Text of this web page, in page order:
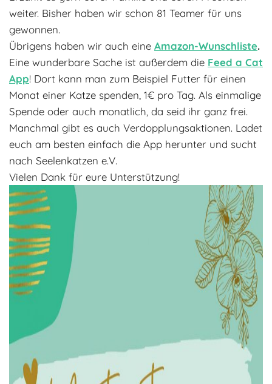
weiter. Bisher haben wir schon 81 Teamer für uns
gewonnen.
Übrigens haben wir auch eine Amazon-Wunschliste.
Eine wunderbare Sache ist außerdem die Feed a Cat
App! Dort kann man zum Beispiel Futter für einen
Monat einer Katze spenden, 1€ pro Tag. Als einmalige
Spende oder auch monatlich, da seid ihr ganz frei.
Manchmal gibt es auch Verdopplungsaktionen. Ladet
euch am besten einfach die App herunter und sucht
nach Seelenkatzen e.V.
Vielen Dank für eure Unterstützung!